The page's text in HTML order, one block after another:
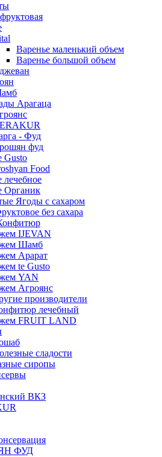
Варенье маленький объем
Варенье большой объем
Арагаца
- Фуд
фуд
Gusto
Food
лечебное
Органик
Ягоды с сахаром
без сахара
IJEVAN
Шамб
Арарат
te Gusto
YAN
Агроянс
производители
лечебный
FRUIT LAND
сладости
сиропы
ВКЗ
ФУД